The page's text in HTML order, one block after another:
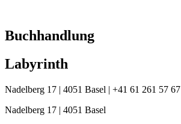
springen
Buchhandlung
Labyrinth
Nadelberg 17 | 4051 Basel | +41 61 261 57 67
Nadelberg 17 | 4051 Basel